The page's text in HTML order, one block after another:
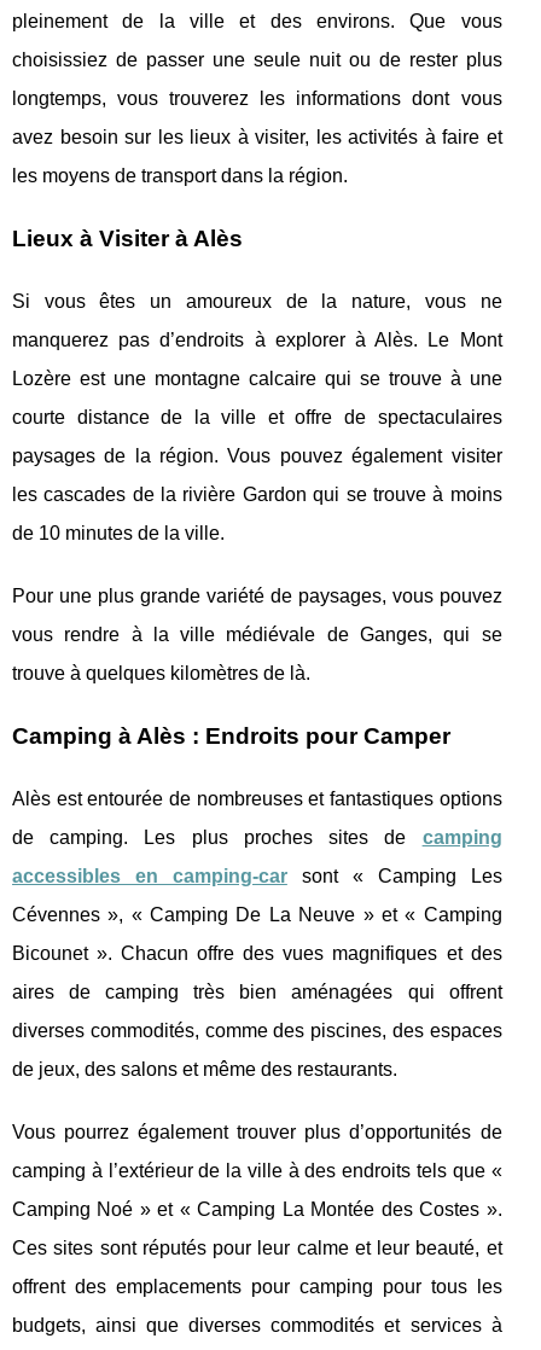
pleinement de la ville et des environs. Que vous
choisissiez de passer une seule nuit ou de rester plus
longtemps, vous trouverez les informations dont vous
avez besoin sur les lieux à visiter, les activités à faire et
les moyens de transport dans la région.
Lieux à Visiter à Alès
Si vous êtes un amoureux de la nature, vous ne
manquerez pas d’endroits à explorer à Alès. Le Mont
Lozère est une montagne calcaire qui se trouve à une
courte distance de la ville et offre de spectaculaires
paysages de la région. Vous pouvez également visiter
les cascades de la rivière Gardon qui se trouve à moins
de 10 minutes de la ville.
Pour une plus grande variété de paysages, vous pouvez
vous rendre à la ville médiévale de Ganges, qui se
trouve à quelques kilomètres de là.
Camping à Alès : Endroits pour Camper
Alès est entourée de nombreuses et fantastiques options
de camping. Les plus proches sites de camping
accessibles en camping-carsont « Camping Les
Cévennes », « Camping De La Neuve » et « Camping
Bicounet ». Chacun offre des vues magnifiques et des
aires de camping très bien aménagées qui offrent
diverses commodités, comme des piscines, des espaces
de jeux, des salons et même des restaurants.
Vous pourrez également trouver plus d’opportunités de
camping à l’extérieur de la ville à des endroits tels que «
Camping Noé » et « Camping La Montée des Costes ».
Ces sites sont réputés pour leur calme et leur beauté, et
offrent des emplacements pour camping pour tous les
budgets, ainsi que diverses commodités et services à